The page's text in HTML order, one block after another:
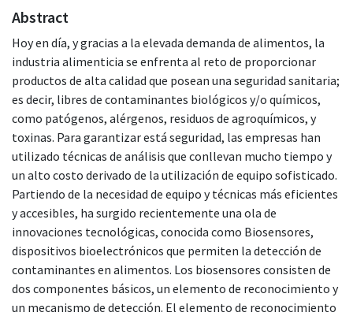
Abstract
Hoy en día, y gracias a la elevada demanda de alimentos, la
industria alimenticia se enfrenta al reto de proporcionar
productos de alta calidad que posean una seguridad sanitaria;
es decir, libres de contaminantes biológicos y/o químicos,
como patógenos, alérgenos, residuos de agroquímicos, y
toxinas. Para garantizar está seguridad, las empresas han
utilizado técnicas de análisis que conllevan mucho tiempo y
un alto costo derivado de la utilización de equipo sofisticado.
Partiendo de la necesidad de equipo y técnicas más eficientes
y accesibles, ha surgido recientemente una ola de
innovaciones tecnológicas, conocida como Biosensores,
dispositivos bioelectrónicos que permiten la detección de
contaminantes en alimentos. Los biosensores consisten de
dos componentes básicos, un elemento de reconocimiento y
un mecanismo de detección. El elemento de reconocimiento